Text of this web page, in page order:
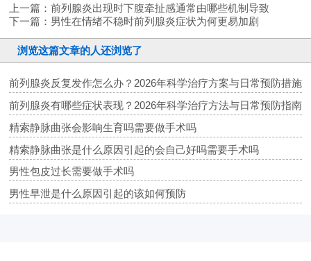
上一篇： 前列腺炎出现时下腹牵扯感通常由哪些机制导致
下一篇： 男性在情绪不稳时前列腺炎症状为何更易加剧
浏览这篇文章的人还浏览了
前列腺炎反复发作怎么办？2026年科学治疗方案与日常预防措施
前列腺炎有哪些症状表现？2026年科学治疗方法与日常预防指南
精索静脉曲张会影响生育吗需要做手术吗
精索静脉曲张是什么原因引起的会自己好吗需要手术吗
男性包皮过长需要做手术吗
男性早泄是什么原因引起的该如何预防